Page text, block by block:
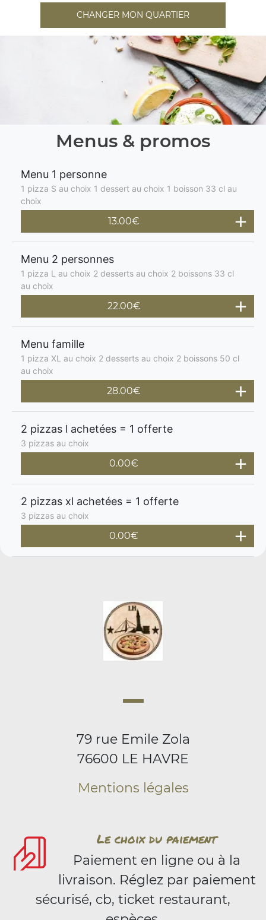
CHANGER MON QUARTIER
Menus & promos
Menu 1 personne
1 pizza S au choix 1 dessert au choix 1 boisson 33 cl au
choix
13.00€
Menu 2 personnes
1 pizza L au choix 2 desserts au choix 2 boissons 33 cl
au choix
22.00€
Menu famille
1 pizza XL au choix 2 desserts au choix 2 boissons 50 cl
au choix
28.00€
2 pizzas l achetées = 1 offerte
3 pizzas au choix
0.00€
2 pizzas xl achetées = 1 offerte
3 pizzas au choix
0.00€
79 rue Emile Zola
76600 LE HAVRE
Mentions légales
Le choix du paiement
Paiement en ligne ou à la
livraison. Réglez par paiement
sécurisé, cb, ticket restaurant,